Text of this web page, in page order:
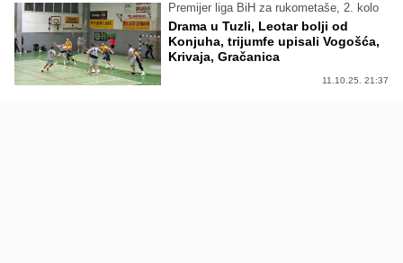
Premijer liga BiH za rukometaše, 2. kolo
Drama u Tuzli, Leotar bolji od
Konjuha, trijumfe upisali Vogošća,
Krivaja, Gračanica
11.10.25. 21:37